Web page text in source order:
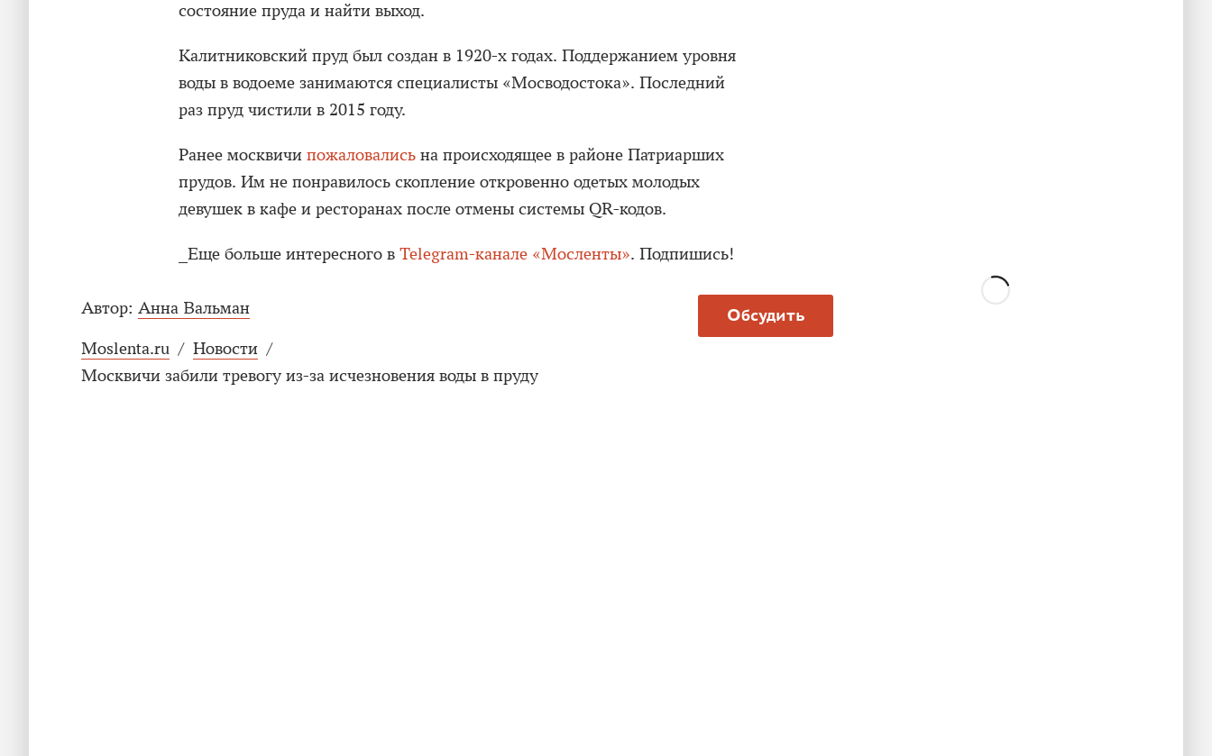
состояние пруда и найти выход.
Калитниковский пруд был создан в 1920-х годах. Поддержанием уровня
воды в водоеме занимаются специалисты «Мосводостока». Последний
раз пруд чистили в 2015 году.
Ранее москвичи пожаловались на происходящее в районе Патриарших
прудов. Им не понравилось скопление откровенно одетых молодых
девушек в кафе и ресторанах после отмены системы QR-кодов.
_Еще больше интересного в Telegram-канале «Мосленты». Подпишись!
Обсудить
Автор: Анна Вальман
Moslenta.ru / Новости /
Москвичи забили тревогу из-за исчезновения воды в пруду